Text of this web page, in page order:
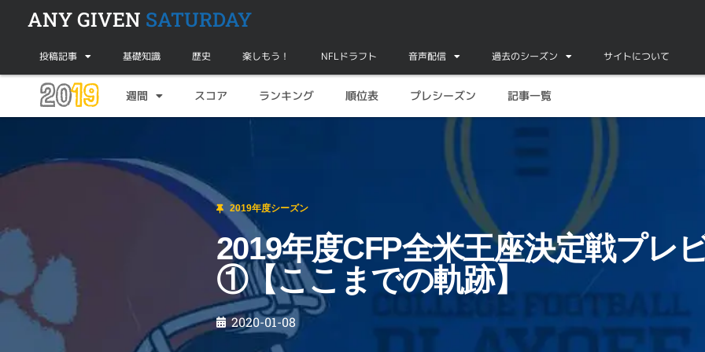
ANY GIVEN SATURDAY
投稿記事 基礎知識 歴史 楽しもう！ NFLドラフト 音声配信 過去のシーズン サイトについて
2019 週間 スコア ランキング 順位表 プレシーズン 記事一覧
2019年度CFP全米王座決定戦プレビュー①【ここまでの軌跡】
2019年度シーズン
2019年度CFP全米王座決定戦プレ
①【ここまでの軌跡】
2020-01-08